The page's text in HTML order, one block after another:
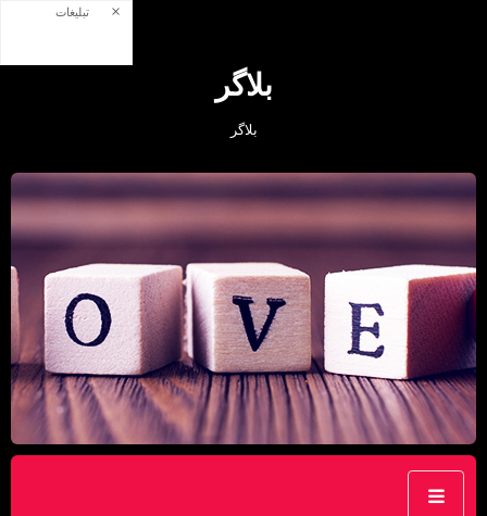
بلاگر
بلاگر
تبلیغات ×